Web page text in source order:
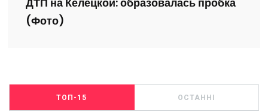
(Фото)
ТОП-15 ОСТАННІ